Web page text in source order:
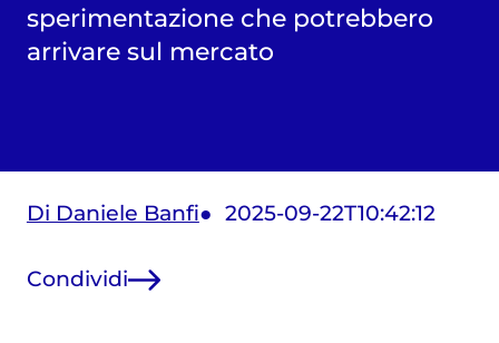
sperimentazione che potrebbero
arrivare sul mercato
Di Daniele Banfi 2025-09-22T10:42:12
Condividi